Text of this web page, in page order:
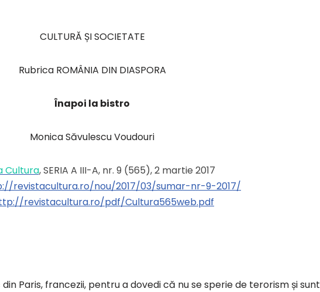
CULTURĂ ȘI SOCIETATE
Rubrica ROMÂNIA DIN DIASPORA
Înapoi la bistro
Monica Săvulescu Voudouri
Cultura, SERIA A III-A, nr. 9 (565), 2 martie 2017
revistacultura.ro/nou/2017/03/sumar-nr-9-2017/
revistacultura.ro/pdf/Cultura565web.pdf
Paris, francezii, pentru a dovedi că nu se sperie de terorism și sunt